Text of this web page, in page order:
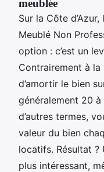
meublée
Sur la Côte
Meublé Non
option : c’est un
Contrairement à
d’amortir le bien
généralement 20
d’autres termes,
valeur du bien
locatifs. Résultat ?
plus intéressant,